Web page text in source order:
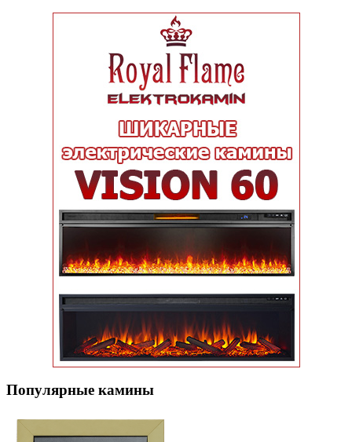
Популярные кaмины